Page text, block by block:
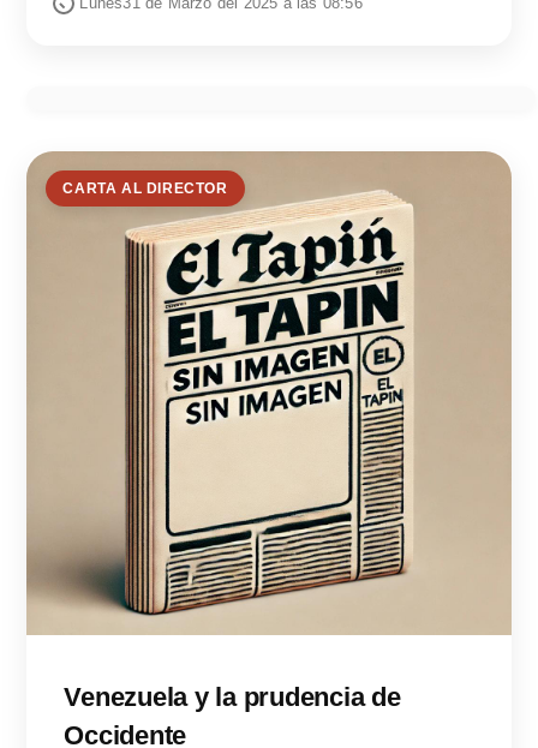
CARTA AL DIRECTOR
Venezuela y la prudencia de
Occidente